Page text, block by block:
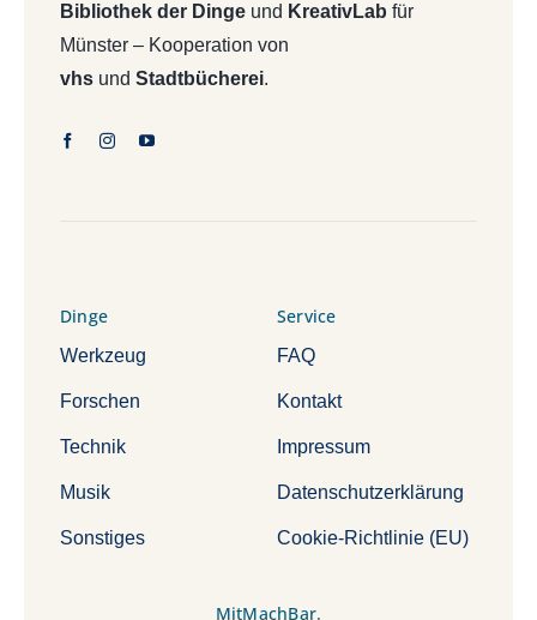
Bibliothek der Dingeund KreativLab für
Münster – Kooperation von
vhsund Stadtbücherei.
Dinge
Werkzeug
Forschen
Technik
Musik
Sonstiges
Service
FAQ
Kontakt
Impressum
Datenschutzerklärung
Cookie-Richtlinie (EU)
MitMachBar.